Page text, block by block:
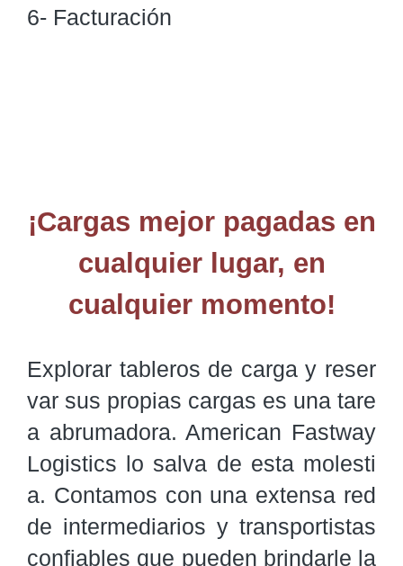
6- Facturación
¡Cargas mejor pagadas en
cualquier lugar, en
cualquier momento!
Explorar tableros de carga y reser
var sus propias cargas es una tare
a abrumadora. American Fastway
Logistics lo salva de esta molesti
a. Contamos con una extensa red
de intermediarios y transportistas
confiables que pueden brindarle la